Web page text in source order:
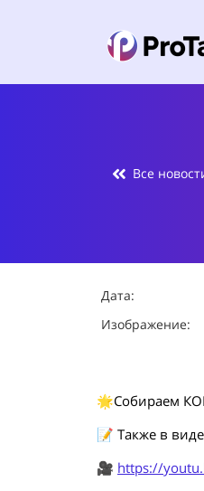
Все
Дата:
Изображение:
🌟Собираем
📝 Также в
🎥 https://